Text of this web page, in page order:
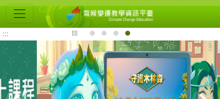
氣
候
變
學
:::